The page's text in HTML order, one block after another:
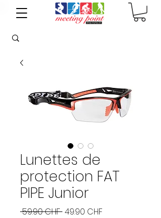
Lunettes de
protection FAT
PIPE Junior
59.90 CHF Prix
49.90 CHF